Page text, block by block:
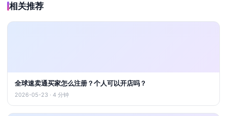
相关推荐
全球速卖通买家怎么注册？个人可以开店吗？
2026-05-23 · 4 分钟